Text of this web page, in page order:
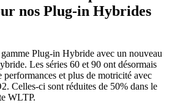
nos Plug-in Hybrides
Plug-in Hybride avec un nouveau
Les séries 60 et 90 ont désormais
performances et plus de motricité avec
Celles-ci sont réduites de 50% dans le
WLTP.